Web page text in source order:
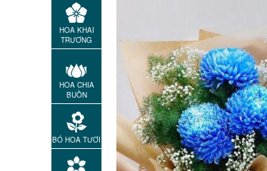
HOA KHAI
TRƯƠNG
HOA CHIA
BUỒN
BÓ HOA TƯƠI